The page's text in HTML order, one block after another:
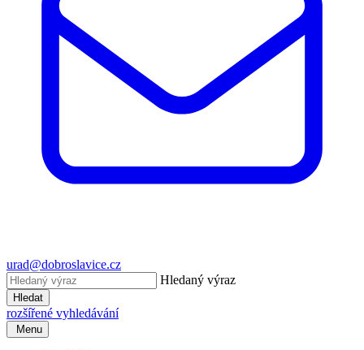
urad@dobroslavice.cz
Hledaný výraz
Hledat
rozšířené vyhledávání
Menu